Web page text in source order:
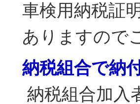
車検用納税証
ありますので
納税組合で納
納税組合加入